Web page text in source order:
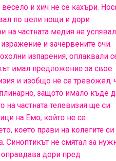
и хич не се кахъри.
по цели нощи и дори
на частната медия не
и зачервените очи.
изпарения, оплаквали
имал предложение за свое
и изобщо не се тревожел,
защото имало къде
на частната телевизия ще си
на Емо, който не се
което прави на колегите си
Синоптикът не смятал за
дори пред